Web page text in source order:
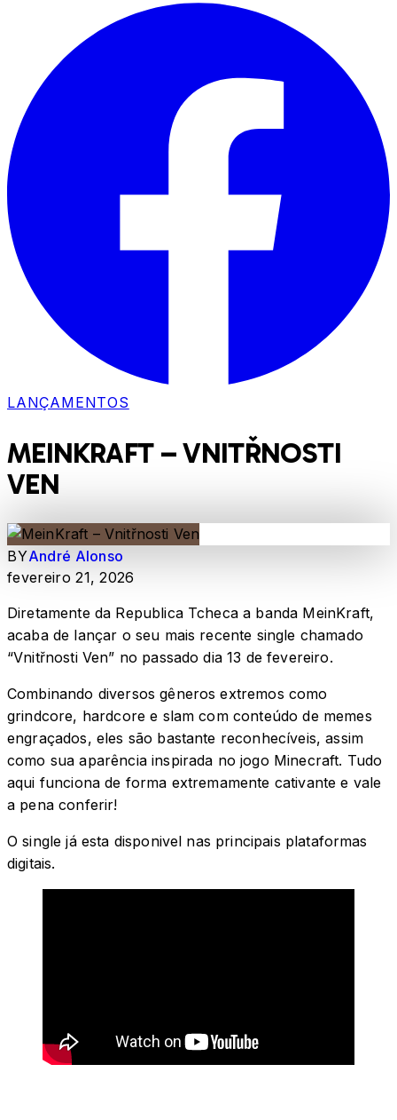
LANÇAMENTOS
MEINKRAFT – VNITŘNOSTI
VEN
BYAndré Alonso
fevereiro 21, 2026
Diretamente da Republica Tcheca a banda MeinKraft,
acaba de lançar o seu mais recente single chamado
“Vnitřnosti Ven” no passado dia 13 de fevereiro.
Combinando diversos gêneros extremos como
grindcore, hardcore e slam com conteúdo de memes
engraçados, eles são bastante reconhecíveis, assim
como sua aparência inspirada no jogo Minecraft. Tudo
aqui funciona de forma extremamente cativante e vale
a pena conferir!
O single já esta disponivel nas principais plataformas
digitais.